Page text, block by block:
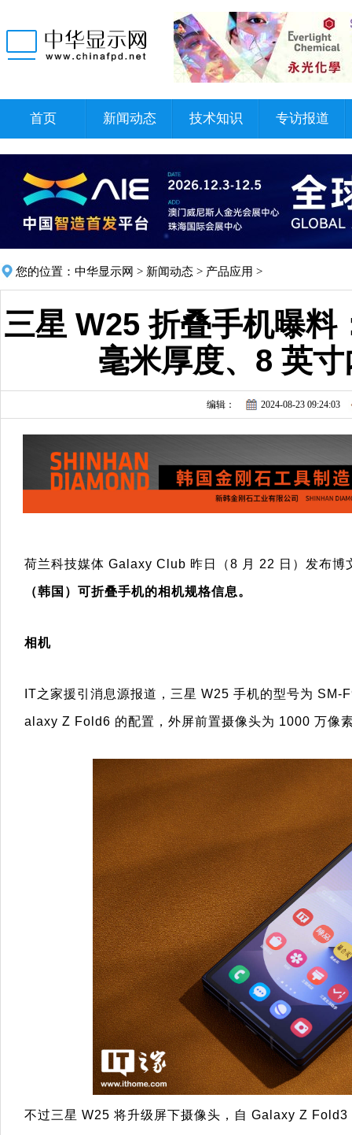
首页 新闻动态 技术知识 专访报道
您的位置： 中华显示网 > 新闻动态 > 产品应用 >
三星 W25 折叠手机曝料
毫米厚度、8 英
编辑： 2024-08-23 09:24:03
荷兰科技媒体 Galaxy Club 昨日（8 月 22 日）发布博
（韩国）可折叠手机的相机规格信息。
相机
IT之家援引消息源报道，三星 W25 手机的型号为
alaxy Z Fold6 的配置，外屏前置摄像头为 1000 万像
不过三星 W25 将升级屏下摄像头，自 Galaxy Z